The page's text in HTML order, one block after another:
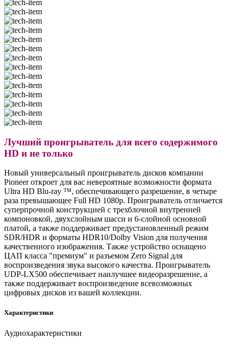
Лучший проигрыватель для всего содержимого
HD и не только
Новый универсальный проигрыватель дисков компании
Pioneer откроет для вас невероятные возможности формата
Ultra HD Blu-ray ™, обеспечивающего разрешение, в четыре
раза превышающее Full HD 1080p. Проигрыватель отличается
суперпрочной конструкцией с трехблочной внутренней
компоновкой, двухслойным шасси и 6-слойной основной
платой, а также поддерживает предустановленный режим
SDR/HDR и форматы HDR10/Dolby Vision для получения
качественного изображения. Также устройство оснащено
ЦАП класса "премиум" и разъемом Zero Signal для
воспроизведения звука высокого качества. Проигрыватель
UDP-LX500 обеспечивает наилучшее видеоразрешение, а
также поддерживает воспроизведение всевозможных
цифровых дисков из вашей коллекции.
Характеристики
Аудиохарактеристики